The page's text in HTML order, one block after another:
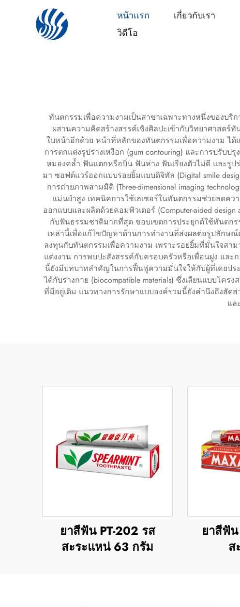
หน้าแรก เกี่ยวกับเรา
วิดีโอ
ทันตกรรมเพื่อความงามเป็นสาขาเฉพาะทางหนึ่งของบ
ผสานความคิดสร้างสรรค์เชิงศิลปะเข้ากับวิทยาศาสตร์
ใบหน้าอีกด้วย หน้าที่หลักของทันตกรรมเพื่อความงาม ได้
การตกแต่งรูปร่างเหงือก (gum contouring) และการปรับ
หมองคล้ำ ฟันแตกหรือบิ่น ฟันห่าง ฟันเรียงตัวไม่ดี และรู
มา ซอฟต์แวร์ออกแบบรอยยิ้มแบบดิจิทัล (Digital smile
การถ่ายภาพสามมิติ (Three-dimensional imaging
แม่นยำสูง เทคนิคการใช้เลเซอร์ในทันตกรรมช่วยลดค
ออกแบบและผลิตด้วยคอมพิวเตอร์ (Computer-aided
กับฟันธรรมชาติมากที่สุด ขอบเขตการประยุกต์ใช้ทันตกร
เหล่านี้เพื่อแก้ไขปัญหาด้านการทำงานที่ส่งผลต่อรูปลัก
ลงทุนกับทันตกรรมเพื่อความงาม เพราะรอยยิ้มที่มั่นใจสา
แต่งงาน การพบปะสังสรรค์กับครอบครัวหรือเพื่อนฝูง แล
นี้ยังมีบทบาทสำคัญในการฟื้นฟูความมั่นใจให้กับผู้ที่เคยป
ได้กับร่างกาย (biocompatible materials) ซึ่งเลียนแบบ
ที่มีอยู่เดิม แนวทางการรักษาแบบองค์รวมนี้ยังคำนึงถึงสัด
แล
ยาสีฟัน PT-202 รส
สะระแหน่ 63 กรัม
ยาสีฟั
ส